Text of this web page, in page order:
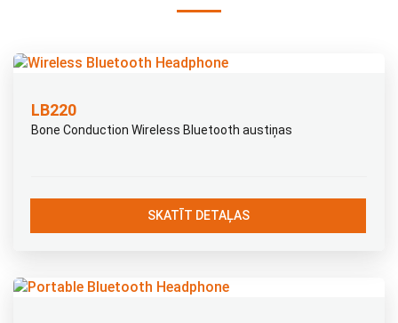
LB220
Bone Conduction Wireless Bluetooth austiņas
SKATĪT DETAĻAS